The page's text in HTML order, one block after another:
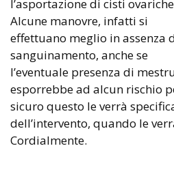
l’asportazione di cisti
Alcune manovre, infatti si
effettuano meglio in assenza
sanguinamento, anche se
l’eventuale presenza di
esporrebbe ad alcun rischio
sicuro questo le verrà
dell’intervento, quando le
Cordialmente.